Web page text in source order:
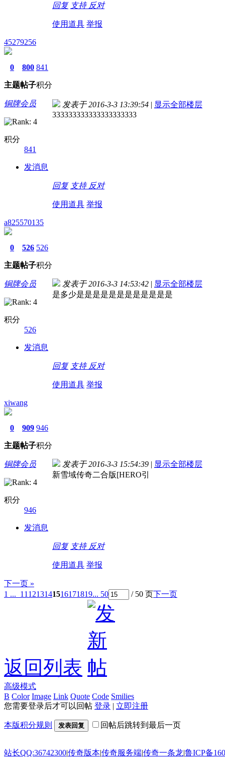
回复 支持 反对
使用道具 举报
45279256
0
主题
800
帖子
841
积分
铜牌会员
积分
841
发消息
发表于 2016-3-3 13:39:54 | 显示全部楼层
333333333333333333333
回复 支持 反对
使用道具 举报
a825570135
0
主题
526
帖子
526
积分
铜牌会员
积分
526
发消息
发表于 2016-3-3 14:53:42 | 显示全部楼层
是多少是是是是是是是是是是是是
回复 支持 反对
使用道具 举报
xiwang
0
主题
909
帖子
946
积分
铜牌会员
积分
946
发消息
发表于 2016-3-3 15:54:39 | 显示全部楼层
新雪域传奇二合版[HERO引
回复 支持 反对
使用道具 举报
下一页 »
1 ... 11 1213141516171819... 50 / 50 页下一页
返回列表
高级模式
B Color Image Link Quote Code Smilies
您需要登录后才可以回帖 登录 | 立即注册
本版积分规则 发表回复 回帖后跳转到最后一页
站长QQ:36742300|传奇版本|传奇服务端|传奇一条龙|鲁ICP备